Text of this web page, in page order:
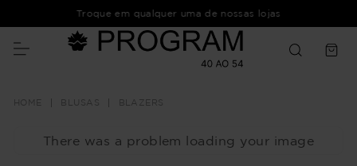
Troque em qualquer uma de nossas lojas
BLUSAS BLAZERS
There was a problem loading your image